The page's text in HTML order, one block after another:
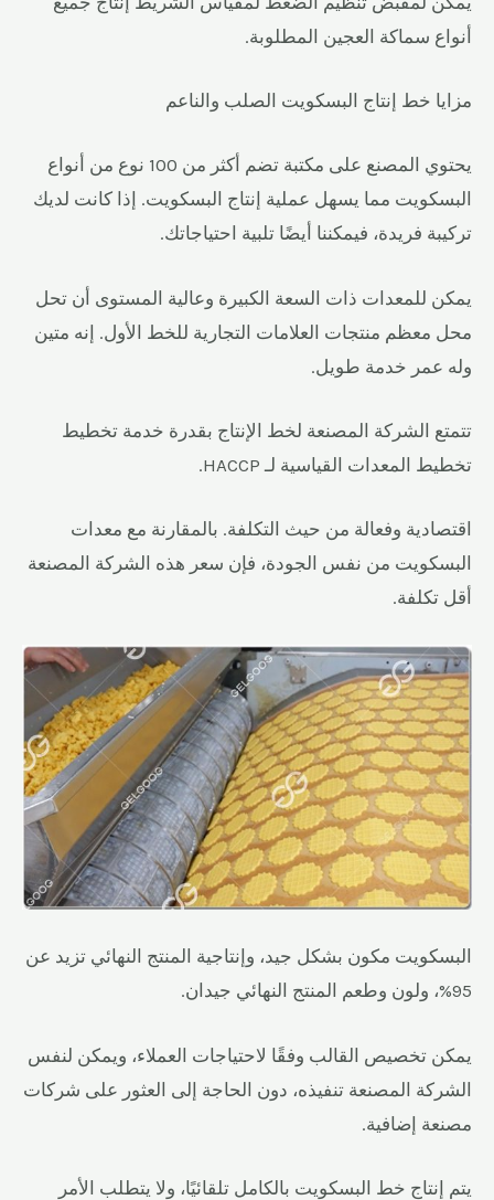
أنواع سماكة العجين المطلوبة.
مزايا خط إنتاج البسكويت الصلب والناعم
يحتوي المصنع على مكتبة تضم أكثر من 100 نوع من أنواع
البسكويت مما يسهل عملية إنتاج البسكويت. إذا كانت لديك
تركيبة فريدة، فيمكننا أيضًا تلبية احتياجاتك.
يمكن للمعدات ذات السعة الكبيرة وعالية المستوى أن تحل
محل معظم منتجات العلامات التجارية للخط الأول. إنه متين
وله عمر خدمة طويل.
تتمتع الشركة المصنعة لخط الإنتاج بقدرة خدمة تخطيط
تخطيط المعدات القياسية لـ HACCP.
اقتصادية وفعالة من حيث التكلفة. بالمقارنة مع معدات
البسكويت من نفس الجودة، فإن سعر هذه الشركة المصنعة
أقل تكلفة.
البسكويت مكون بشكل جيد، وإنتاجية المنتج النهائي تزيد عن
95%، ولون وطعم المنتج النهائي جيدان.
يمكن تخصيص القالب وفقًا لاحتياجات العملاء، ويمكن لنفس
الشركة المصنعة تنفيذه، دون الحاجة إلى العثور على شركات
مصنعة إضافية.
يتم إنتاج خط البسكويت بالكامل تلقائيًا، ولا يتطلب الأمر